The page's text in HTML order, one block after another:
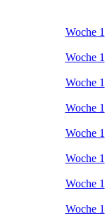
Woche 1
Woche 1
Woche 1
Woche 1
Woche 1
Woche 1
Woche 1
Woche 1